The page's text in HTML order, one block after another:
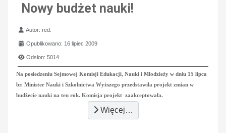
Nowy budżet nauki!
Szczegóły
Autor:red.
Opublikowano: 16 lipiec 2009
Odsłon: 5014
Na posiedzeniu Sejmowej Komisji Edukacji, Nauki i Młodzieży w dniu 15 lipca
br. Minister Nauki i Szkolnictwa Wyższego przedstawiła projekt zmian w
budżecie nauki na ten rok. Komisja projekt zaakceptowała.
Więcej…